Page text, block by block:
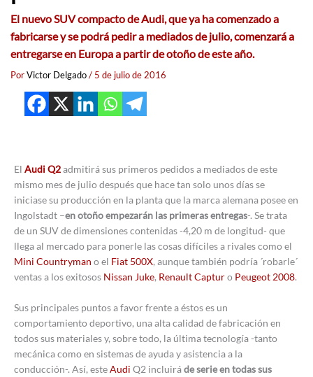
El nuevo SUV compacto de Audi, que ya ha comenzado a
fabricarse y se podrá pedir a mediados de julio, comenzará a
entregarse en Europa a partir de otoño de este año.
PorVictor Delgado/ 5 de julio de 2016
El Audi Q2admitirá sus primeros pedidos a mediados de este
mismo mes de julio después que hace tan solo unos días se
iniciase su producción en la planta que la marca alemana posee en
Ingolstadt –en otoño empezarán las primeras entregas-. Se trata
de un SUV de dimensiones contenidas -4,20 m de longitud- que
llega al mercado para ponerle las cosas difíciles a rivales como el
Mini Countryman o el Fiat 500X, aunque también podría ´robarle´
ventas a los exitosos Nissan Juke, Renault Capturo Peugeot 2008.
Sus principales puntos a favor frente a éstos es un
comportamiento deportivo, una alta calidad de fabricación en
todos sus materiales y, sobre todo, la última tecnología -tanto
mecánica como en sistemas de ayuda y asistencia a la
conducción-. Así, esteAudi Q2 incluiráde serie en todas sus